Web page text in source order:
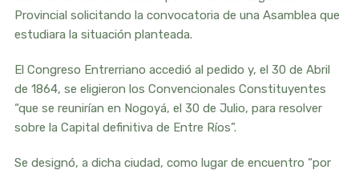
Provincial solicitando la convocatoria de una Asamblea que
estudiara la situación planteada.
El Congreso Entrerriano accedió al pedido y, el 30 de Abril
de 1864, se eligieron los Convencionales Constituyentes
“que se reunirían en Nogoyá, el 30 de Julio, para resolver
sobre la Capital definitiva de Entre Ríos”.
Se designó, a dicha ciudad, como lugar de encuentro “por